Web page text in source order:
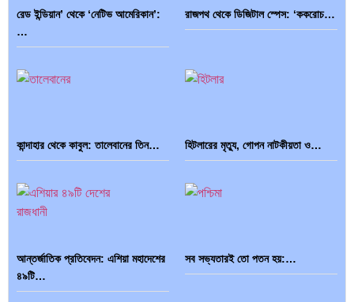
রেড ইন্ডিয়ান’ থেকে ‘নেটিভ আমেরিকান’:
…
রাজপথ থেকে ডিজিটাল স্পেস: ‘ককরোচ…
কান্দাহার থেকে কাবুল: তালেবানের তিন… হিটলারের মৃত্যু, গোপন নাটকীয়তা ও…
আন্তর্জাতিক প্রতিবেদন: এশিয়া মহাদেশের
৪৯টি…
সব সভ্যতারই তো পতন হয়:…